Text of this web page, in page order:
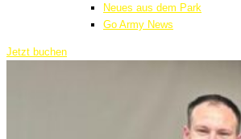
Neues aus dem Park
Go Army News
Jetzt buchen